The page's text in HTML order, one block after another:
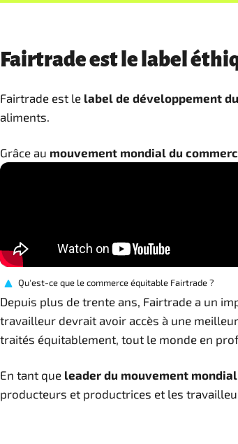
Fairtrade est le label
Fairtrade est le label de développement
aliments.
Grâce au mouvement mondial du
Qu'est-ce que le commerce équitable Fairtrade ?
Depuis plus de trente ans, Fairtrade a un
travailleur devrait avoir accès à une
traités équitablement, tout le monde en
En tant que leader du mouvement mondial
producteurs et productrices et les